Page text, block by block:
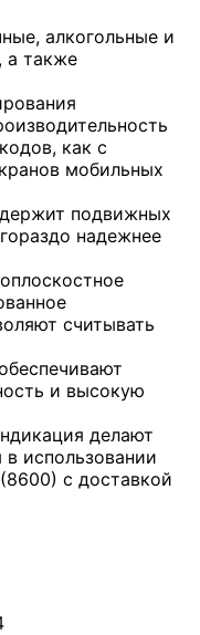
алкогольные и
а также
как с
мобильных
подвижных
надежнее
считывать
и высокую
делают
использовании
с доставкой